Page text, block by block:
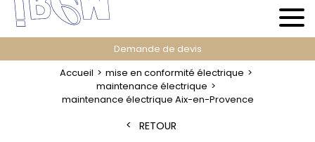
Demande de devis
Accueil
mise en conformité électrique
maintenance électrique
maintenance électrique Aix-en-Provence
RETOUR